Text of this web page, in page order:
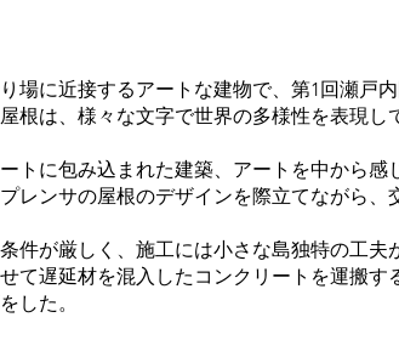
場に近接するアートな建物で、第1回瀬戸
根は、様々な文字で世界の多様性を表現
トに包み込まれた建築、アートを中から感
レンサの屋根のデザインを際立てながら
件が厳しく、施工には小さな島独特の工夫
て遅延材を混入したコンクリートを運搬
した。